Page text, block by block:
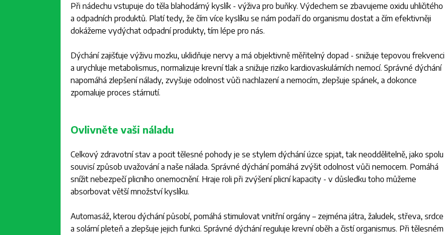
Při nádechu vstupuje do těla blahodárný kyslík - výživa pro buňky. Výdechem se zbavujeme oxidu uhličitého
a odpadních produktů. Platí tedy, že čím více kyslíku se nám podaří do organismu dostat a čím efektivněji
dokážeme vydýchat odpadní produkty, tím lépe pro nás.
Dýchání zajišťuje výživu mozku, uklidňuje nervy a má objektivně měřitelný dopad - snižuje tepovou frekvenci
a urychluje metabolismus, normalizuje krevní tlak a snižuje riziko kardiovaskulárních nemocí. Správné dýchání
napomáhá zlepšení nálady, zvyšuje odolnost vůči nachlazení a nemocím, zlepšuje spánek, a dokonce
zpomaluje proces stárnutí.
Ovlivněte vaši náladu
Celkový zdravotní stav a pocit tělesné pohody je se stylem dýchání úzce spjat, tak neoddělitelně, jako spolu
souvisí způsob uvažování a naše nálada. Správné dýchání pomáhá zvýšit odolnost vůči nemocem. Pomáhá
snížit nebezpečí plicního onemocnění. Hraje roli při zvýšení plicní kapacity - v důsledku toho můžeme
absorbovat větší množství kyslíku.
Automasáž, kterou dýchání působí, pomáhá stimulovat vnitřní orgány – zejména játra, žaludek, střeva, srdce
a solární pleteň a zlepšuje jejich funkci. Správné dýchání reguluje krevní oběh a čistí organismus. Při tělesném